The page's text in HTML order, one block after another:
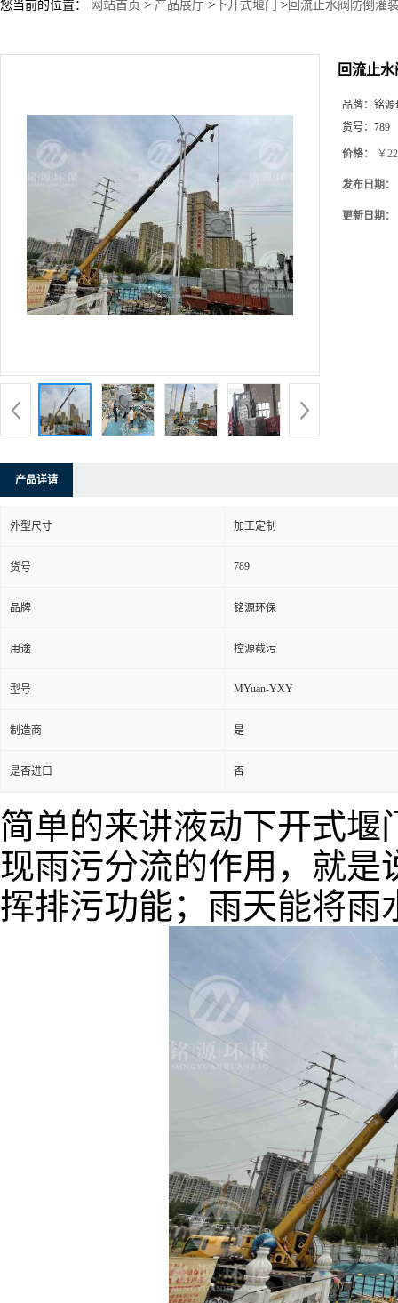
您当前的位置： 网站首页 > 产品展厅 > 下开式堰门 > 回流止水阀防倒灌
回流止
品牌： 铭源
货号： 789
价格： ￥
发布日期：
更新日期：
产品详请
外型尺寸 加工定制
货号 789
品牌 铭源环保
用途 控源截污
型号 MYuan-YXY
制造商 是
是否进口 否
简单的来讲液动下开式
现雨污分流的作用，就是
挥排污功能；雨天能将雨